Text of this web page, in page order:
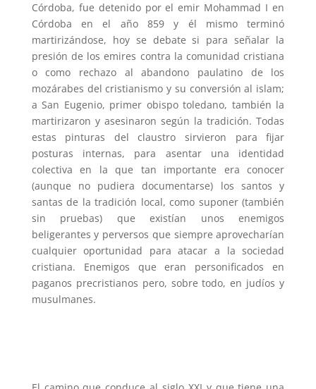
Córdoba, fue detenido por el emir Mohammad I en
Córdoba en el año 859 y él mismo terminó
martirizándose, hoy se debate si para señalar la
presión de los emires contra la comunidad cristiana
o como rechazo al abandono paulatino de los
mozárabes del cristianismo y su conversión al islam;
a San Eugenio, primer obispo toledano, también la
martirizaron y asesinaron según la tradición. Todas
estas pinturas del claustro sirvieron para fijar
posturas internas, para asentar una identidad
colectiva en la que tan importante era conocer
(aunque no pudiera documentarse) los santos y
santas de la tradición local, como suponer (también
sin pruebas) que existían unos enemigos
beligerantes y perversos que siempre aprovecharían
cualquier oportunidad para atacar a la sociedad
cristiana. Enemigos que eran personificados en
paganos precristianos pero, sobre todo, en judíos y
musulmanes.